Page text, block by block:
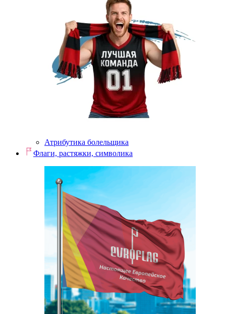
Атрибутика болельщика
Флаги, растяжки, символика